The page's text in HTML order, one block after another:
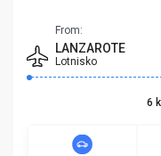
From:
LANZAROTE
Lotnisko
6